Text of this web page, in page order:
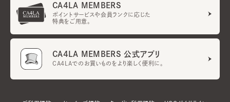
CA4LA MEMBERS
ポイントサービスや会員ランクに応じた
特典をご用意。
CA4LA MEMBERS 公式アプリ
CA4LAでのお買いものをより楽しく便利に。